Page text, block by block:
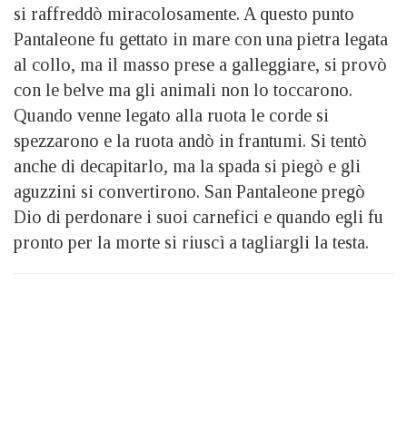
si raffreddò miracolosamente. A questo punto
Pantaleone fu gettato in mare con una pietra legata
al collo, ma il masso prese a galleggiare, si provò
con le belve ma gli animali non lo toccarono.
Quando venne legato alla ruota le corde si
spezzarono e la ruota andò in frantumi. Si tentò
anche di decapitarlo, ma la spada si piegò e gli
aguzzini si convertirono. San Pantaleone pregò
Dio di perdonare i suoi carnefici e quando egli fu
pronto per la morte si riuscì a tagliargli la testa.